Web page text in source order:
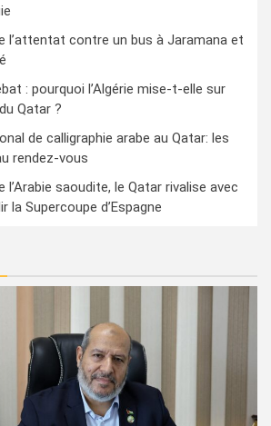
l’attentat contre un bus à Jaramana et
: pourquoi l’Algérie mise-t-elle sur
Qatar ?
de calligraphie arabe au Qatar: les
rendez-vous
l’Arabie saoudite, le Qatar rivalise avec
la Supercoupe d’Espagne